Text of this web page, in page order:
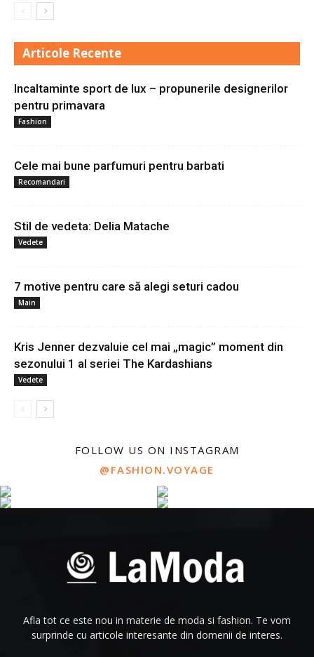
Articole Recente
Incaltaminte sport de lux – propunerile designerilor
pentru primavara
Fashion
Cele mai bune parfumuri pentru barbati
Recomandari
Stil de vedeta: Delia Matache
Vedete
7 motive pentru care să alegi seturi cadou
Main
Kris Jenner dezvaluie cel mai „magic” moment din
sezonului 1 al seriei The Kardashians
Vedete
FOLLOW US ON INSTAGRAM
@FASHION.VOYAGE
Afla tot ce este nou in materie de moda si fashion. Te vom
surprinde cu articole interesante din domenii de interes.